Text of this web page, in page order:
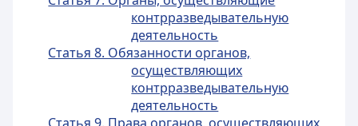
контрразведывательную
деятельность
Статья 8. Обязанности органов,
осуществляющих
контрразведывательную
деятельность